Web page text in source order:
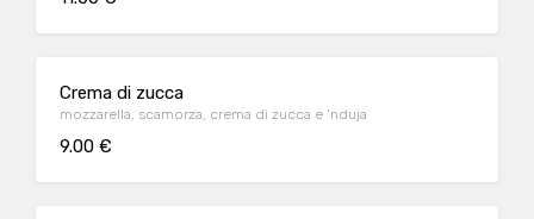
Crema di zucca
mozzarella, scamorza, crema di zucca e ‘nduja
9.00 €